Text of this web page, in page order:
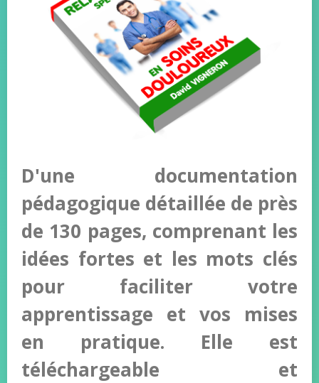
D'une documentation
pédagogique détaillée de près
de 130 pages, comprenant les
idées fortes et les mots clés
pour faciliter votre
apprentissage et vos mises
en pratique. Elle est
téléchargeable et